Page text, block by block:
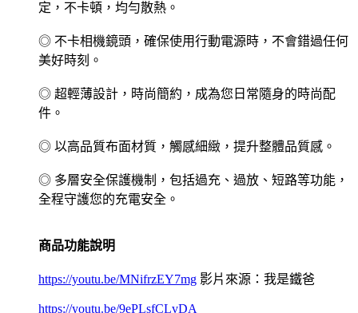
定，不卡頓，均勻散熱。
◎ 不卡相機鏡頭，確保使用行動電源時，不會錯過任何
美好時刻。
◎ 超輕薄設計，時尚簡約，成為您日常隨身的時尚配
件。
◎ 以高品質布面材質，觸感細緻，提升整體品質感。
◎ 多層安全保護機制，包括過充、過放、短路等功能，
全程守護您的充電安全。
商品功能說明
https://youtu.be/MNifrzEY7mg 影片來源：我是鐵爸
https://youtu.be/9ePLsfCLvDA